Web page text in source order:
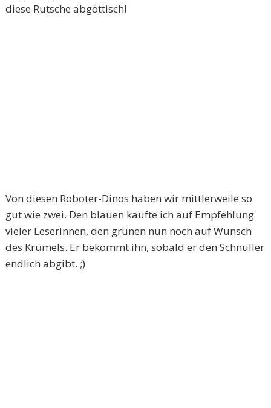
diese Rutsche abgöttisch!
Von diesen Roboter-Dinos haben wir mittlerweile so
gut wie zwei. Den blauen kaufte ich auf Empfehlung
vieler Leserinnen, den grünen nun noch auf Wunsch
des Krümels. Er bekommt ihn, sobald er den Schnuller
endlich abgibt. ;)